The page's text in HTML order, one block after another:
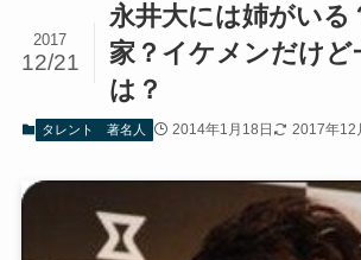
永井大には姉がいる
家？イケメンだけど
は？
2017
12/21
タレント 著名人 2014年1月18日 2017年12